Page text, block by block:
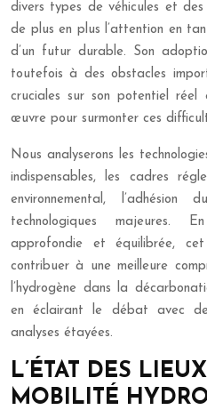
divers types de véhicules et
de plus en plus l’attention en
d’un futur durable. Son
toutefois à des obstacles
cruciales sur son potentiel
œuvre pour surmonter ces
Nous analyserons les
indispensables, les cadres
environnemental,
technologiques majeures.
approfondie et équilibrée,
contribuer à une meilleure
l’hydrogène dans la
en éclairant le débat avec
analyses étayées.
L’ÉTAT DES
MOBILITÉ